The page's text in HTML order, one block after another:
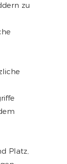
zu
Platz,